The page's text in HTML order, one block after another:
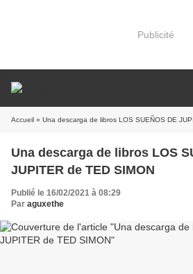
Publicité
Accueil » Una descarga de libros LOS SUEÑOS DE
Una descarga de libros LOS
JUPITER de TED SIMON
Publié le 16/02/2021 à 08:29
Par aguxethe